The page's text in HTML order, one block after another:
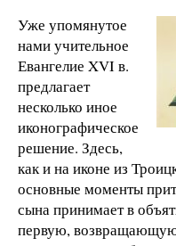
Уже упомянутое
нами учительное
Евангелие XVI в.
предлагает
несколько иное
иконографическое
решение. Здесь,
как и на иконе из
основные моменты
сына принимает в
первую,